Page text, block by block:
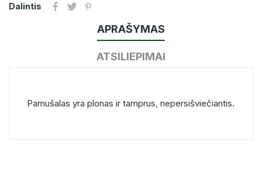
Dalintis
APRAŠYMAS
ATSILIEPIMAI
Pamušalas yra plonas ir tamprus, nepersišviečiantis.